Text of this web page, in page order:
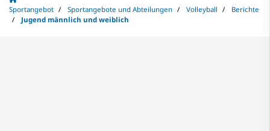
Sportangebot Sportangebote und Abteilungen Volleyball
Berichte
Jugend männlich und weiblich